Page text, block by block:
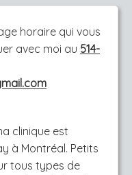
horaire qui vous
avec moi au 514-
clinique est
à Montréal. Petits
tous types de